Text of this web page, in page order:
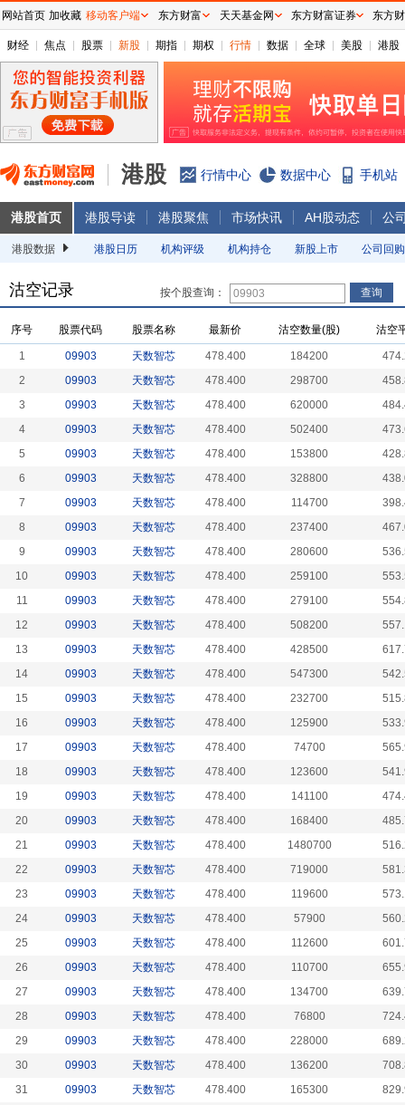
财经 焦点 股票 新股 期指 期权 行情 数据 全球 美股 港股
港股 行情中心 数据中心 手机站
港股首页 港股导读 港股聚焦 市场快讯 AH股动态 公
港股数据 港股日历 机构评级 机构持仓 新股上市 公司回购
沽空记录 按个股查询：
序号 股票代码 股票名称 最新价 沽空数量(股) 沽空
1 09903 天数智芯 478.400 184200
2
09903 天数智芯 478.400 298700
3
09903 天数智芯 478.400 620000
4
09903 天数智芯 478.400 502400
5
09903 天数智芯 478.400 153800
6
09903 天数智芯 478.400 328800
7
09903 天数智芯 478.400 114700
8
09903 天数智芯 478.400 237400
9
09903 天数智芯 478.400 280600
10
09903 天数智芯 478.400 259100
11
09903 天数智芯 478.400 279100
12
09903 天数智芯 478.400 508200
13
09903 天数智芯 478.400 428500
14
09903 天数智芯 478.400 547300
15
09903 天数智芯 478.400 232700
16
09903 天数智芯 478.400 125900
17
09903 天数智芯 478.400 74700
18
09903 天数智芯 478.400 123600
19
09903 天数智芯 478.400 141100
20
09903 天数智芯 478.400 168400
21
09903 天数智芯 478.400 1480700
22
09903 天数智芯 478.400 719000
23
09903 天数智芯 478.400 119600
24
09903 天数智芯 478.400 57900
25
09903 天数智芯 478.400 112600
26
09903 天数智芯 478.400 110700
27
09903 天数智芯 478.400 134700
28
09903 天数智芯 478.400 76800
29
09903 天数智芯 478.400 228000
30
09903 天数智芯 478.400 136200
31
09903 天数智芯 478.400 165300
网站首页 加收藏 移动客户端 东方财富 天天基金网 东方财富证券 东方